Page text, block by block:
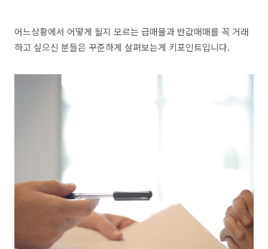
어느상황에서 어떻게 될지 모르는 급매물과 반값매매를 꼭 거래
하고 싶으신 분들은 꾸준하게 살펴보는게 키포인트입니다.